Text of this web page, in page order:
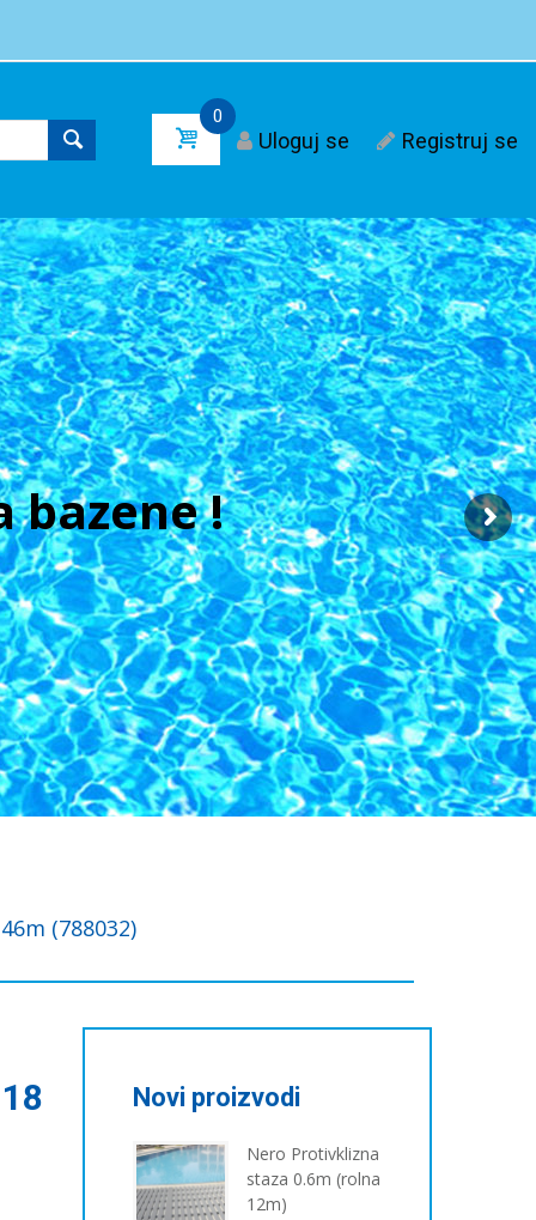
0
Uloguj se Registruj se
bazene !
(788032)
Novi proizvodi
Nero Protivklizna
staza 0.6m (rolna
12m)